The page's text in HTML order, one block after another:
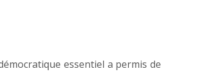
essentiel a permis de